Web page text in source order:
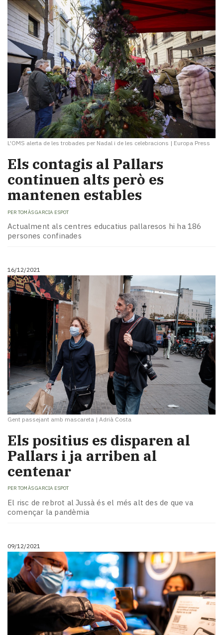
L'OMS alerta de les trobades per Nadal i de les celebracions | Europa Press
Els contagis al Pallars
continuen alts però es
mantenen estables
PER TOMÀS GARCIA ESPOT
Actualment als centres educatius pallaresos hi ha 186
persones confinades
16/12/2021
Gent passejant amb mascareta | Adrià Costa
Els positius es disparen al
Pallars i ja arriben al
centenar
PER TOMÀS GARCIA ESPOT
El risc de rebrot al Jussà és el més alt des de que va
començar la pandèmia
09/12/2021